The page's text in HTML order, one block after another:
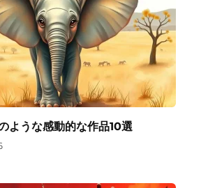
ような感動的な作品10選